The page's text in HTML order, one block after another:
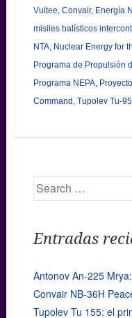
Vultee, Convair, Energía
misiles balísticos
NTA, Nuclear Energy for
Programa de Propulsión
Programa NEPA,
Command , Tupolev Tu-
Search
Entradas
Antonov An-225
Convair NB-36H
Tupolev Tu 155: el